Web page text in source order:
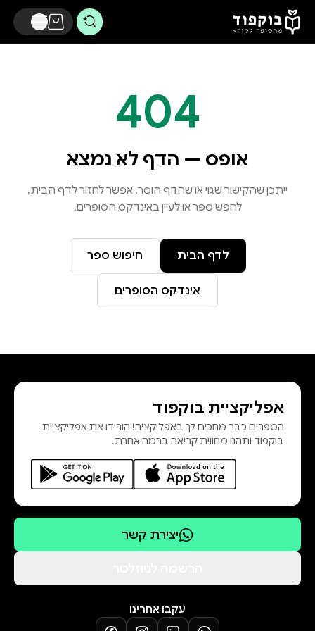
דלג לתוכן הראשי
404
אופס — הדף לא נמצא
ייתכן שהקישור שגוי או שהדף הוסר. אפשר לחזור לדף הבית,
לחפש ספר או לעיין באינדקס הסופרים.
לדף הבית חיפוש ספר
אינדקס הסופרים
אפליקציית בוקפוד
הספרים כבר מחכים לך באפליקציה! הורידו את אפליקציית
בוקפוד ותהנו מחווית קריאה ברמה אחרת.
יצירת קשר
עקבו אחרינו